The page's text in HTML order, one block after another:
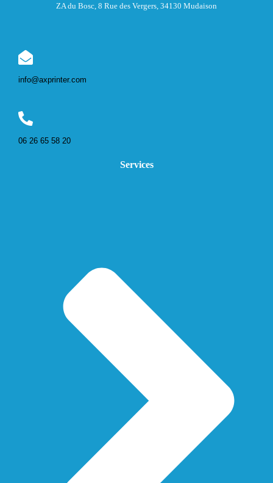
ZA du Bosc, 8 Rue des Vergers, 34130 Mudaison
info@axprinter.com
06 26 65 58 20
Services